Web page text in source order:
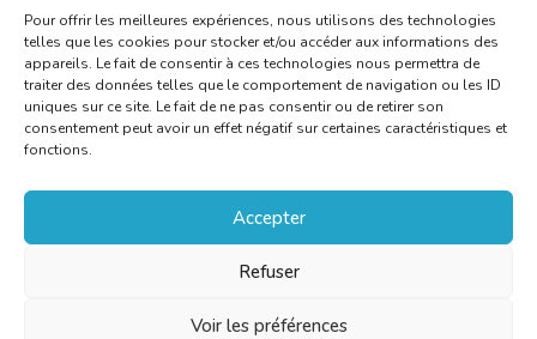
Pour offrir les meilleures expériences, nous utilisons des technologies
telles que les cookies pour stocker et/ou accéder aux informations des
appareils. Le fait de consentir à ces technologies nous permettra de
traiter des données telles que le comportement de navigation ou les ID
uniques sur ce site. Le fait de ne pas consentir ou de retirer son
consentement peut avoir un effet négatif sur certaines caractéristiques et
fonctions.
Accepter
Refuser
Voir les préférences